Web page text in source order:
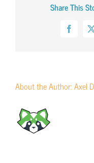
Share This
About the Author:Axel